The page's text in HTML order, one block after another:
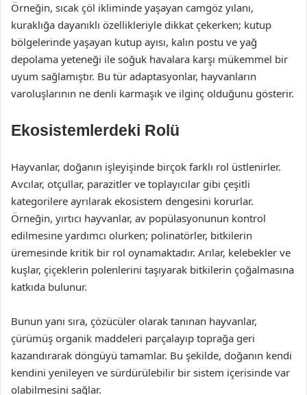
Örneğin, sıcak çöl ikliminde yaşayan camgöz yılanı,
kuraklığa dayanıklı özellikleriyle dikkat çekerken; kutup
bölgelerinde yaşayan kutup ayısı, kalın postu ve yağ
depolama yeteneği ile soğuk havalara karşı mükemmel bir
uyum sağlamıştır. Bu tür adaptasyonlar, hayvanların
varoluşlarının ne denli karmaşık ve ilginç olduğunu gösterir.
Ekosistemlerdeki Rolü
Hayvanlar, doğanın işleyişinde birçok farklı rol üstlenirler.
Avcılar, otçullar, parazitler ve toplayıcılar gibi çeşitli
kategorilere ayrılarak ekosistem dengesini korurlar.
Örneğin, yırtıcı hayvanlar, av popülasyonunun kontrol
edilmesine yardımcı olurken; polinatörler, bitkilerin
üremesinde kritik bir rol oynamaktadır. Arılar, kelebekler ve
kuşlar, çiçeklerin polenlerini taşıyarak bitkilerin çoğalmasına
katkıda bulunur.
Bunun yanı sıra, çözücüler olarak tanınan hayvanlar,
çürümüş organik maddeleri parçalayıp toprağa geri
kazandırarak döngüyü tamamlar. Bu şekilde, doğanın kendi
kendini yenileyen ve sürdürülebilir bir sistem içerisinde var
olabilmesini sağlar.